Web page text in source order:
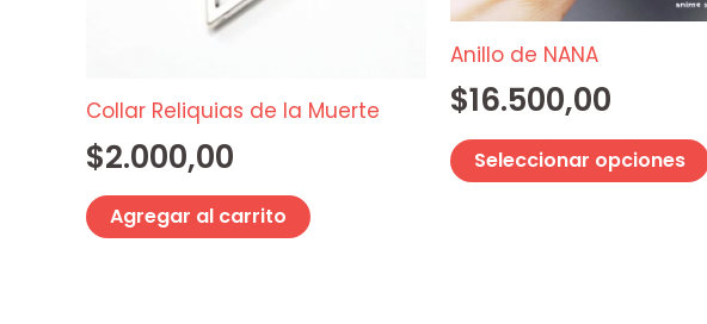
Collar Reliquias de la Muerte
$2.000,00
Agregar al carrito
Anillo de NANA
$16.500,00
Seleccionar opciones